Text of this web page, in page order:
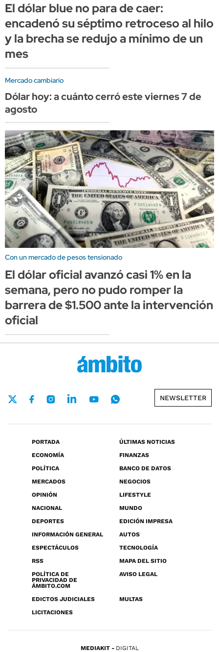
El dólar blue no para de caer:
encadenó su séptimo retroceso al hilo
y la brecha se redujo a mínimo de un
mes
Mercado cambiario
Dólar hoy: a cuánto cerró este viernes 7 de
agosto
Con un mercado de pesos tensionado
El dólar oficial avanzó casi 1% en la
semana, pero no pudo romper la
barrera de $1.500 ante la intervención
oficial
NEWSLETTER
PORTADA
ÚLTIMAS NOTICIAS
ECONOMÍA
FINANZAS
POLÍTICA
BANCO DE DATOS
MERCADOS
NEGOCIOS
OPINIÓN
LIFESTYLE
NACIONAL
MUNDO
DEPORTES
EDICIÓN IMPRESA
INFORMACIÓN GENERAL
AUTOS
ESPECTÁCULOS
TECNOLOGÍA
RSS
MAPA DEL SITIO
POLÍTICA DE
PRIVACIDAD DE
ÁMBITO.COM
AVISO LEGAL
EDICTOS JUDICIALES
MULTAS
LICITACIONES
MEDIAKIT DIGITAL